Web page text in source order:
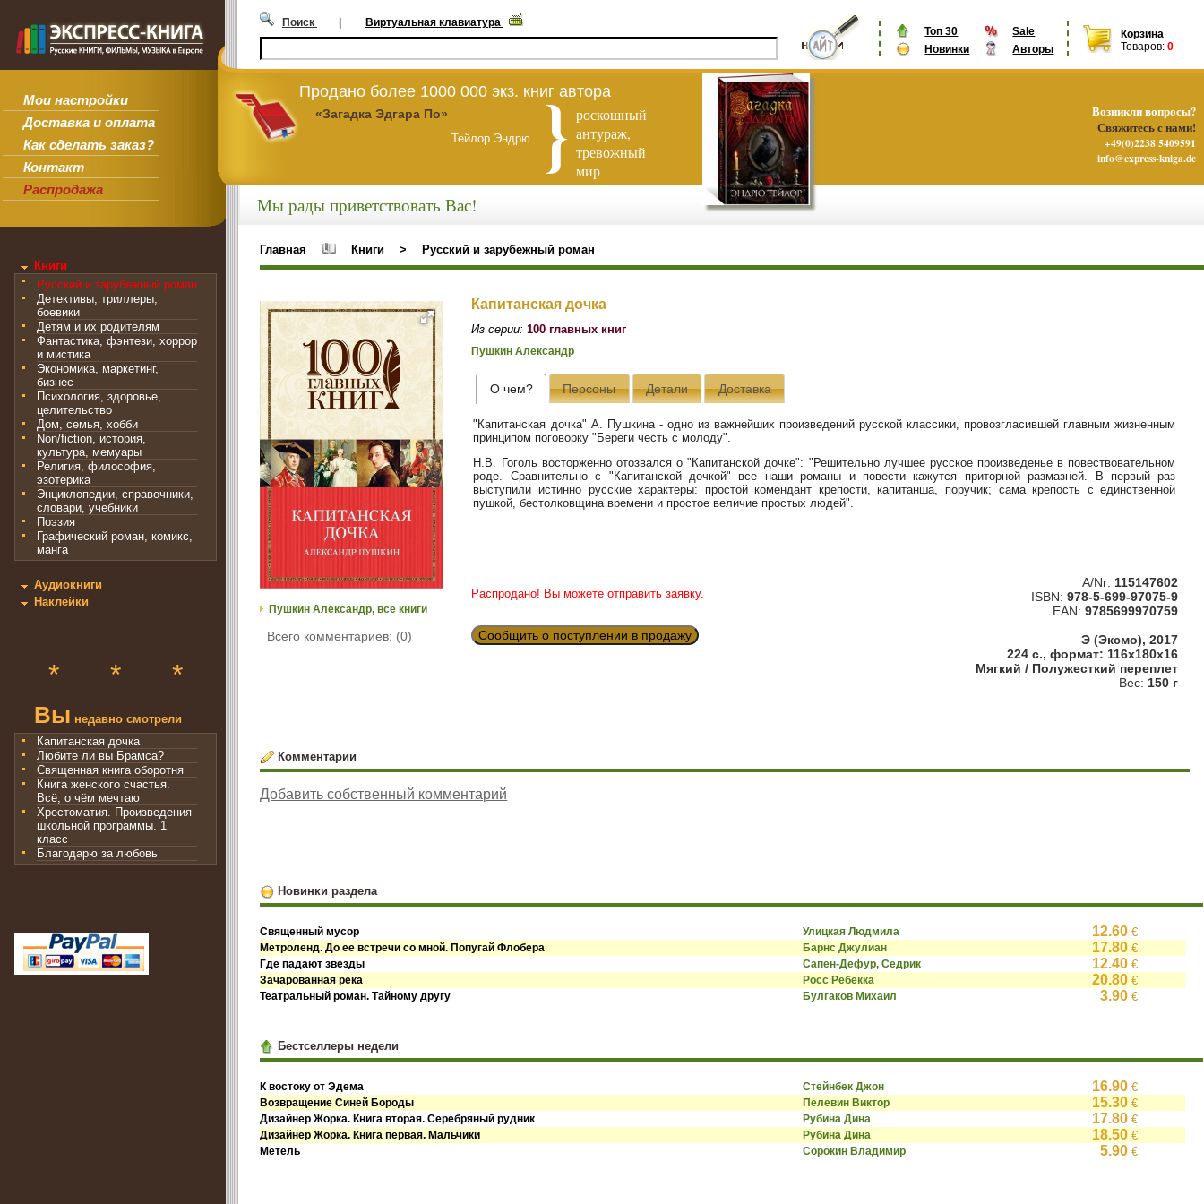
Мои настройки
Доставка и оплата
Как сделать заказ?
Контакт
Распродажа
Топ 30
Sale
Новинки
Авторы
Корзина
Товаров: 0
Поиск | Виртуальная клавиатура
Продано более 1000 000 экз. книг автора
«Загадка Эдгара По»
Тейлор Эндрю
роскошный
антураж,
тревожный
мир
Книги
Русский и зарубежный роман
Детективы, триллеры,
боевики
Детям и их родителям
Фантастика, фэнтези, хоррор
и мистика
Экономика, маркетинг,
бизнес
Психология, здоровье,
целительство
Дом, семья, хобби
Non/fiction, история,
культура, мемуары
Религия, философия,
эзотерика
Энциклопедии, справочники,
словари, учебники
Поэзия
Графический роман, комикс,
манга
Аудиокниги
Наклейки
* * *
Вы недавно смотрели
Капитанская дочка
Любите ли вы Брамса?
Священная книга оборотня
Книга женского счастья.
Всё, о чём мечтаю
Хрестоматия. Произведения
школьной программы. 1
класс
Благодарю за любовь
Мы рады приветствовать Вас!
Главная Книги > Русский и зарубежный роман
Пушкин Александр, все книги
Всего комментариев: (0)
Капитанская дочка
Из серии: 100 главных книг
Пушкин Александр
О чем? Персоны Детали Доставка
"Капитанская дочка" А. Пушкина - одно из важнейших произведений русской классики, провозгласившей главным жизненным
принципом поговорку "Береги честь с молоду".
Н.В. Гоголь восторженно отозвался о "Капитанской дочке": "Решительно лучшее русское произведенье в повествовательном
роде. Сравнительно с "Капитанской дочкой" все наши романы и повести кажутся приторной размазней. В первый раз
выступили истинно русские характеры: простой комендант крепости, капитанша, поручик; сама крепость с единственной
пушкой, бестолковщина времени и простое величие простых людей".
Распродано! Вы можете отправить заявку.
Сообщить о поступлении в продажу
A/Nr: 115147602
ISBN: 978-5-699-97075-9
EAN: 9785699970759
Э (Эксмо), 2017
224 с., формат: 116x180x16
Мягкий / Полужесткий переплет
Вес: 150 г
Комментарии
Добавить собственный комментарий
Новинки раздела
Священный мусор Улицкая Людмила 12.60€
Метроленд. До ее встречи со мной. Попугай Флобера Барнс Джулиан 17.80€
Где падают звезды Сапен-Дефур, Седрик 12.40€
Зачарованная река Росс Ребекка 20.80€
Театральный роман. Тайному другу Булгаков Михаил 3.90€
Бестселлеры недели
К востоку от Эдема Стейнбек Джон 16.90€
Возвращение Синей Бороды Пелевин Виктор 15.30€
Дизайнер Жорка. Книга вторая. Серебряный рудник Рубина Дина 17.80€
Дизайнер Жорка. Книга первая. Мальчики Рубина Дина 18.50€
Метель Сорокин Владимир 5.90€
Возникли вопросы?
Свяжитесь с нами!
+49(0)2238 5409591
info@express-kniga.de